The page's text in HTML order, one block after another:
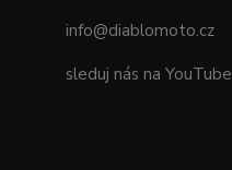
info@diablomoto.cz
sleduj nás na YouTube